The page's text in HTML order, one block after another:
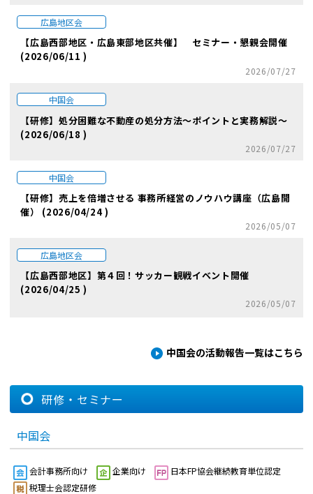
広島地区会
【広島西部地区・広島東部地区共催】 セミナー・懇親会開催
(2026/06/11 )
2026/07/27
中国会
【研修】処分困難な不動産の処分方法～ポイントと実務解説～
(2026/06/18 )
2026/07/27
中国会
【研修】売上を倍増させる 事務所経営のノウハウ講座（広島開
催） (2026/04/24 )
2026/05/07
広島地区会
【広島西部地区】第４回！サッカー観戦イベント開催
(2026/04/25 )
2026/05/07
中国会の活動報告一覧はこちら
研修・セミナー
中国会
会計事務所向け 企業向け
日本FP協会継続教育単位認定
税理士会認定研修